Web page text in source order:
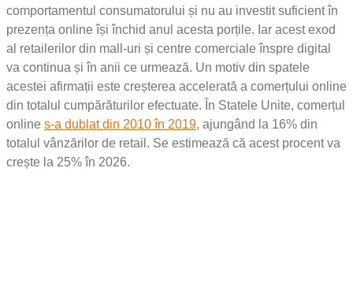
comportamentul consumatorului și nu au investit suficient în
prezența online își închid anul acesta porțile. Iar acest exod
al retailerilor din mall-uri și centre comerciale înspre digital
va continua și în anii ce urmează. Un motiv din spatele
acestei afirmații este creșterea accelerată a comerțului online
din totalul cumpărăturilor efectuate. În Statele Unite, comerțul
online s-a dublat din 2010 în 2019, ajungând la 16% din
totalul vânzărilor de retail. Se estimează că acest procent va
crește la 25% în 2026.